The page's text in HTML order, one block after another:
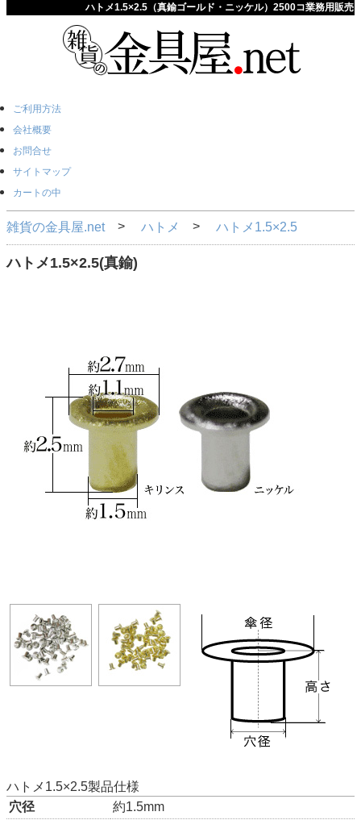
ハトメ1.5×2.5（真鍮ゴールド・ニッケル）2500コ業務用販売
ご利用方法
会社概要
お問合せ
サイトマップ
カートの中
雑貨の金具屋.net ハトメ ハトメ1.5×2.5
ハトメ1.5×2.5(真鍮)
ハトメ1.5×2.5製品仕様
穴径
約1.5mm